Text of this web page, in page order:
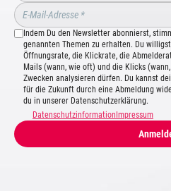
Indem Du den Newsletter abonnierst,
genannten Themen zu erhalten. Du
Öffnungsrate, die Klickrate, die
Mails (wann, wie oft) und die Klicks
Zwecken analysieren dürfen. Du kannst
für die Zukunft durch eine Abmeldung
du in unserer Datenschutzerklärung.
Datenschutzinformation Impressum